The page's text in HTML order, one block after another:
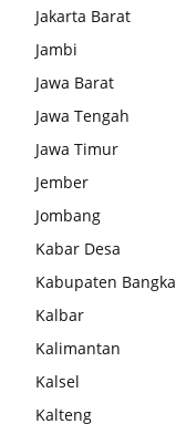
Jakarta Barat
Jambi
Jawa Barat
Jawa Tengah
Jawa Timur
Jember
Jombang
Kabar Desa
Kabupaten Bangka
Kalbar
Kalimantan
Kalsel
Kalteng